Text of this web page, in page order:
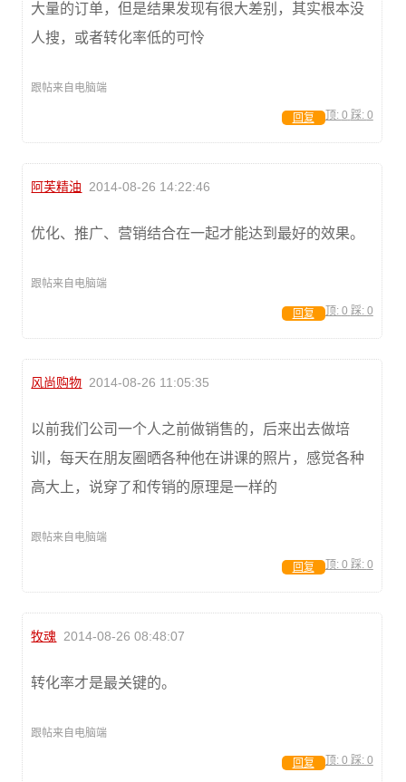
大量的订单，但是结果发现有很大差别，其实根本没
人搜，或者转化率低的可怜
跟帖来自电脑端
顶: 0 踩: 0
回复
阿芙精油 2014-08-26 14:22:46
优化、推广、营销结合在一起才能达到最好的效果。
跟帖来自电脑端
顶: 0 踩: 0
回复
风尚购物 2014-08-26 11:05:35
以前我们公司一个人之前做销售的，后来出去做培
训，每天在朋友圈晒各种他在讲课的照片，感觉各种
高大上，说穿了和传销的原理是一样的
跟帖来自电脑端
顶: 0 踩: 0
回复
牧魂 2014-08-26 08:48:07
转化率才是最关键的。
跟帖来自电脑端
顶: 0 踩: 0
回复